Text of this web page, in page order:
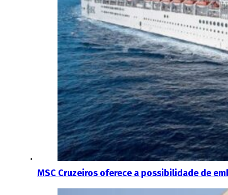
MSC Cruzeiros oferece a possibilidade de